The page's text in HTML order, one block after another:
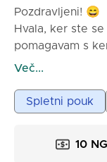
Pozdravljeni! 😄
Hvala, ker ste
pomagavam s
domačimi
želite pouk, in
jasno ter
pri študiju!
Več...
Spletni pouk
10